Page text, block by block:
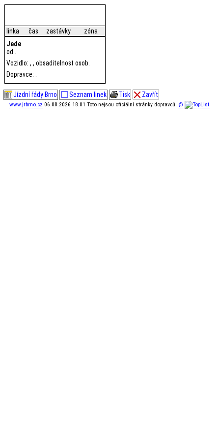
linka čas zastávky
zóna
Jede
od .
Vozidlo: , , obsaditelnost osob.
Dopravce: .
Jízdní řády Brno Seznam linek Tisk Zavřít
www.jrbrno.cz 06.08.2026 18.01 Toto nejsou oficiální stránky dopravců. @